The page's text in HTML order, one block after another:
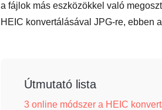
a fájlok más eszközökkel való
HEIC konvertálásával JPG-re, ebben
Útmutató lista
3 online módszer a HEIC